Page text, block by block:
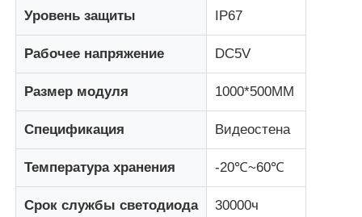
Контроль качества
Свяжитесь с нами
Новости
Все случаи
Уровень защиты IP67
Рабочее напряжение DC5V
Размер модуля 1000*500ММ
Спецификация Видеостена
Температура хранения -20℃~60℃
Срок службы светодиода 30000ч